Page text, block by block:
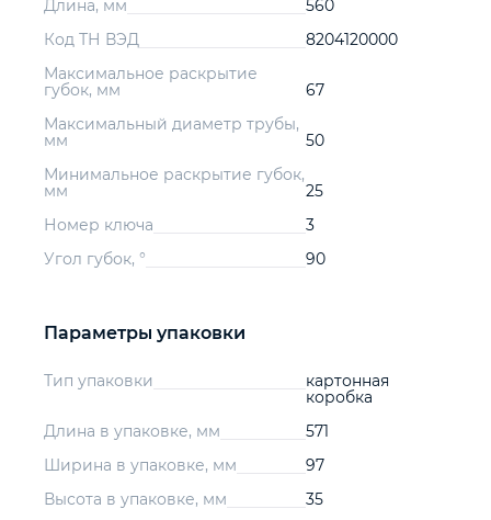
Длина, мм
560
Код ТН ВЭД
8204120000
Максимальное раскрытие
губок, мм
67
Максимальный диаметр трубы,
мм
50
Минимальное раскрытие губок,
мм
25
Номер ключа
3
Угол губок, °
90
Параметры упаковки
Тип упаковки
картонная
коробка
Длина в упаковке, мм
571
Ширина в упаковке, мм
97
Высота в упаковке, мм
35